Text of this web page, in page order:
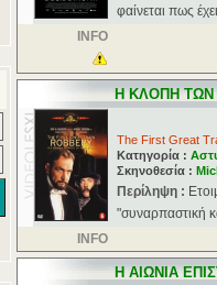
φαίνεται πως
INFO
H KΛΟΠΗ
The First Great
Κατηγορία :
Σκηνοθεσία :
Περίληψη :
"συναρπαστική
INFO
H ΑΙΩΝΙΑ